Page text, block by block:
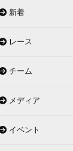
新着
レース
チーム
メディア
イベント